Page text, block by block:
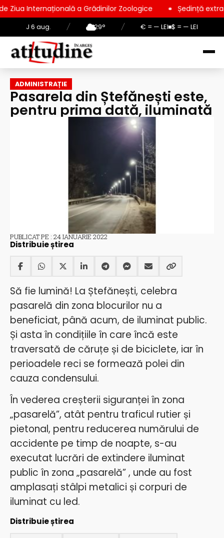
J 6 aug. / 29° / € = — LEI $ = — LEI
a Grădinilor Zoologice Ședință extraordinară la
ADMINISTRAȚIE
Pasarela din Ștefănești este,
pentru prima dată, iluminată
PUBLICAT PE : 24 IANUARIE 2022
Distribuie știrea
Să fie lumină! La Ștefănești, celebra
pasarelă din zona blocurilor nu a
beneficiat, până acum, de iluminat public.
Și asta în condițiile în care încă este
traversată de căruțe și de biciclete, iar în
perioadele reci se formează polei din
cauza condensului.
În vederea creșterii siguranței în zona
„pasarelă”, atât pentru traficul rutier și
pietonal, pentru reducerea numărului de
accidente pe timp de noapte, s-au
executat lucrări de extindere iluminat
public în zona „pasarelă” , unde au fost
amplasați stâlpi metalici și corpuri de
iluminat cu led.
Distribuie știrea